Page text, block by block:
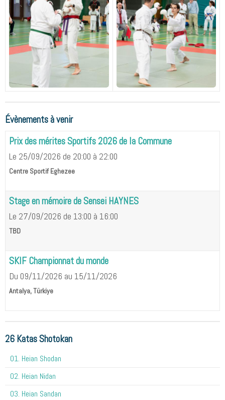
Évènements à venir
Prix des mérites Sportifs 2026 de la Commune
Le 25/09/2026 de 20:00 à 22:00
Centre Sportif Eghezee
Stage en mémoire de Sensei HAYNES
Le 27/09/2026 de 13:00 à 16:00
TBD
SKIF Championnat du monde
Du 09/11/2026 au 15/11/2026
Antalya, Türkiye
26 Katas Shotokan
01. Heian Shodan
02. Heian Nidan
03. Heian Sandan